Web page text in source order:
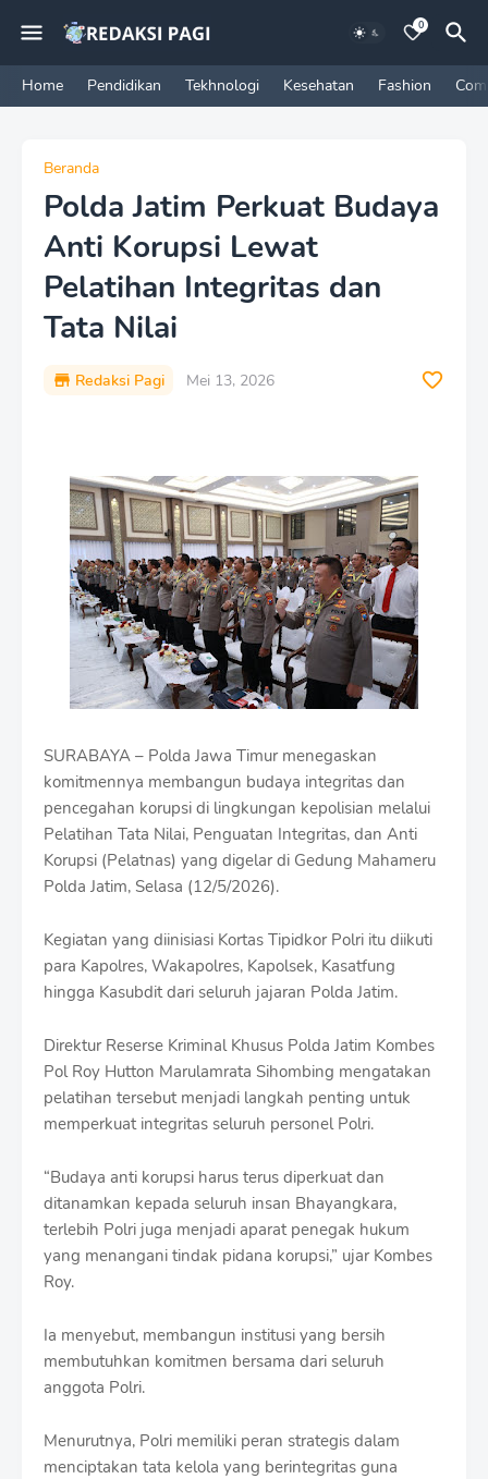
0
Home Pendidikan Tekhnologi Kesehatan Fashion
Beranda
Polda Jatim Perkuat Budaya
Anti Korupsi Lewat
Pelatihan Integritas dan
Tata Nilai
Redaksi Pagi Mei 13, 2026
SURABAYA – Polda Jawa Timur menegaskan
komitmennya membangun budaya integritas dan
pencegahan korupsi di lingkungan kepolisian melalui
Pelatihan Tata Nilai, Penguatan Integritas, dan Anti
Korupsi (Pelatnas) yang digelar di Gedung Mahameru
Polda Jatim, Selasa (12/5/2026).
Kegiatan yang diinisiasi Kortas Tipidkor Polri itu diikuti
para Kapolres, Wakapolres, Kapolsek, Kasatfung
hingga Kasubdit dari seluruh jajaran Polda Jatim.
Direktur Reserse Kriminal Khusus Polda Jatim Kombes
Pol Roy Hutton Marulamrata Sihombing mengatakan
pelatihan tersebut menjadi langkah penting untuk
memperkuat integritas seluruh personel Polri.
“Budaya anti korupsi harus terus diperkuat dan
ditanamkan kepada seluruh insan Bhayangkara,
terlebih Polri juga menjadi aparat penegak hukum
yang menangani tindak pidana korupsi,” ujar Kombes
Roy.
Ia menyebut, membangun institusi yang bersih
membutuhkan komitmen bersama dari seluruh
anggota Polri.
Menurutnya, Polri memiliki peran strategis dalam
menciptakan tata kelola yang berintegritas guna
e
s
g
n
W
i
S
h
r
f
T
m
p
a
e
s